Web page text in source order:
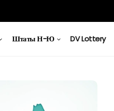
Штаты Н-Ю DV Lottery